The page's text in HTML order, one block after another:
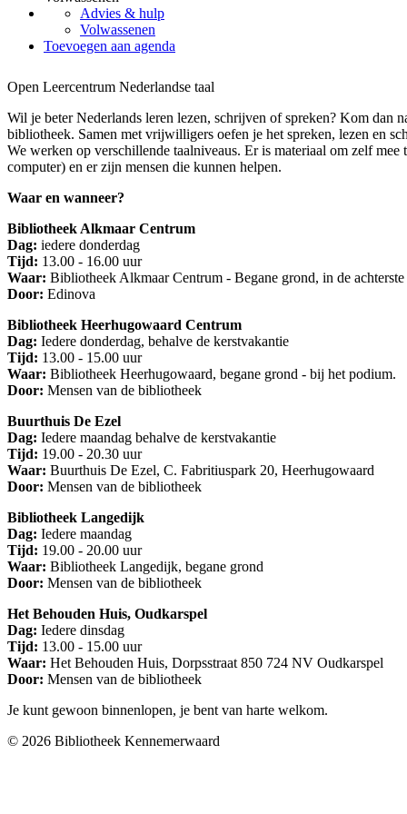
Advies & hulp
Volwassenen
Toevoegen aan agenda
Open Leercentrum Nederlandse taal
Wil je beter Nederlands leren lezen, schrijven of spreken? Kom dan
bibliotheek. Samen met vrijwilligers oefen je het spreken, lezen en
We werken op verschillende taalniveaus. Er is materiaal om zelf mee
computer) en er zijn mensen die kunnen helpen.
Waar en wanneer?
Bibliotheek Alkmaar Centrum
Dag: iedere donderdag
Tijd: 13.00 - 16.00 uur
Waar: Bibliotheek Alkmaar Centrum - Begane grond, in de
Door: Edinova
Bibliotheek Heerhugowaard Centrum
Dag: Iedere donderdag, behalve de kerstvakantie
Tijd: 13.00 - 15.00 uur
Waar: Bibliotheek Heerhugowaard, begane grond - bij het podium.
Door: Mensen van de bibliotheek
Buurthuis De Ezel
Dag: Iedere maandag behalve de kerstvakantie
Tijd: 19.00 - 20.30 uur
Waar: Buurthuis De Ezel, C. Fabritiuspark 20, Heerhugowaard
Door: Mensen van de bibliotheek
Bibliotheek Langedijk
Dag: Iedere maandag
Tijd: 19.00 - 20.00 uur
Waar: Bibliotheek Langedijk, begane grond
Door: Mensen van de bibliotheek
Het Behouden Huis, Oudkarspel
Dag: Iedere dinsdag
Tijd: 13.00 - 15.00 uur
Waar: Het Behouden Huis, Dorpsstraat 850 724 NV Oudkarspel​
Door: Mensen van de bibliotheek
Je kunt gewoon binnenlopen, je bent van harte welkom.
© 2026 Bibliotheek Kennemerwaard